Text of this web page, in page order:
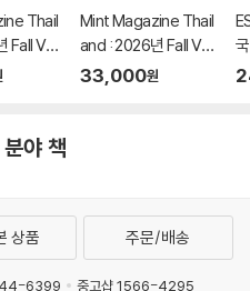
Thail
Fall Vol.
Mint Magazine Thail
and : 2026년 Fall Vol.
35 : Phuwin 커버
33,000원
야 책
상품 주문/배송
6399 중고샵 1566-4295